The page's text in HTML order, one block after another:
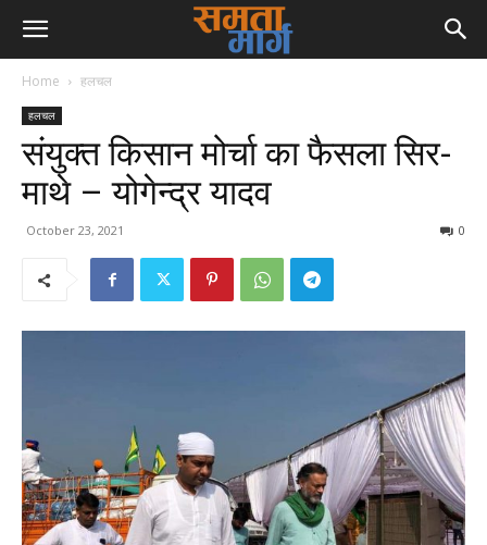
Home हलचल
हलचल
संयुक्त किसान मोर्चा का फैसला सिर-
माथे – योगेन्द्र यादव
October 23, 2021 0